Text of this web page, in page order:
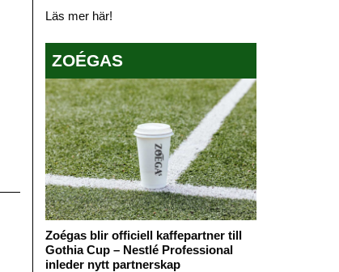
Läs mer här!
ZOÉGAS
Zoégas blir officiell kaffepartner till
Gothia Cup – Nestlé Professional
inleder nytt partnerskap